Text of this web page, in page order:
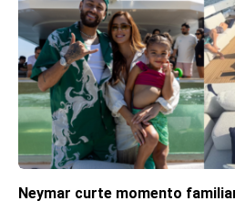
Neymar curte momento